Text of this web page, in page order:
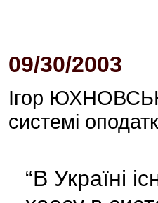
09/30/2003
Ігор
системі
“В Україні